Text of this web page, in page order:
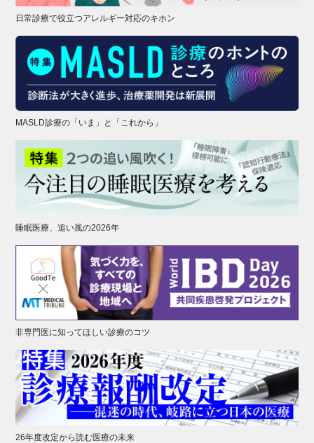
日常診療で役立つアレルギー対応のキホン
MASLD診療の「いま」と「これから」
睡眠医療、追い風の2026年
非専門医に知ってほしい診療のコツ
26年度改定から読む医療の未来